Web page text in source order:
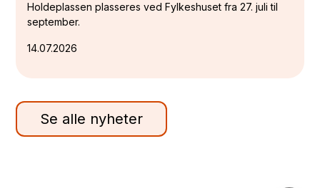
14.07.2026
Holdeplassen plasseres ved Fylkeshuset fra 27. juli til
september.
Se alle nyheter